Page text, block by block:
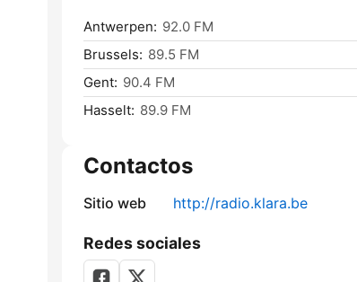
Antwerpen: 92.0 FM
Brussels: 89.5 FM
Gent: 90.4 FM
Hasselt: 89.9 FM
Contactos
Sitio web http://radio.klara.be
Redes sociales